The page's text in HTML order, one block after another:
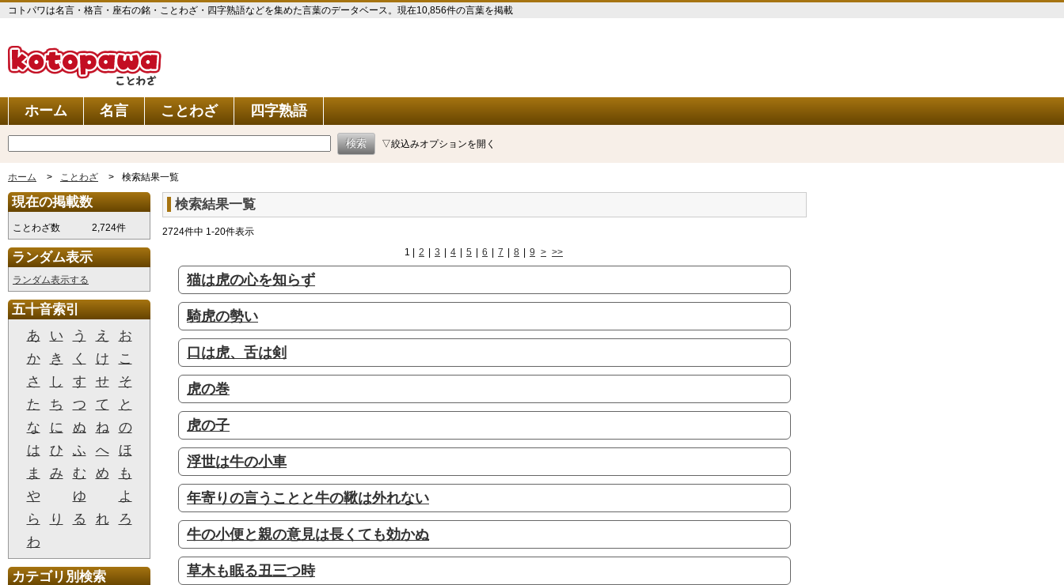
コトパワは名言・格言・座右の銘・ことわざ・四字熟語などを集めた言葉のデータベース。現在10,856件の言葉を掲載
ホーム 名言 ことわざ 四字熟語
▽絞込みオプションを開く
ホーム ことわざ 検索結果一覧
検索結果一覧
2724件中 1-20件表示
1
2 3 4 5 6 7 8 9 > >>
猫は虎の心を知らず
騎虎の勢い
口は虎、舌は剣
虎の巻
虎の子
浮世は牛の小車
年寄りの言うことと牛の鞦は外れない
牛の小便と親の意見は長くても効かぬ
草木も眠る丑三つ時
現在の掲載数
ことわざ数 2,724件
ランダム表示
ランダム表示する
五十音索引
あ
い う え
お
か
き く け
こ
さ
し す せ
そ
た
ち つ て
と
な
に ぬ ね
の
は
ひ ふ へ
ほ
ま
み む め
も
や
ゆ
よ
ら
り る れ
ろ
わ
カテゴリ別検索